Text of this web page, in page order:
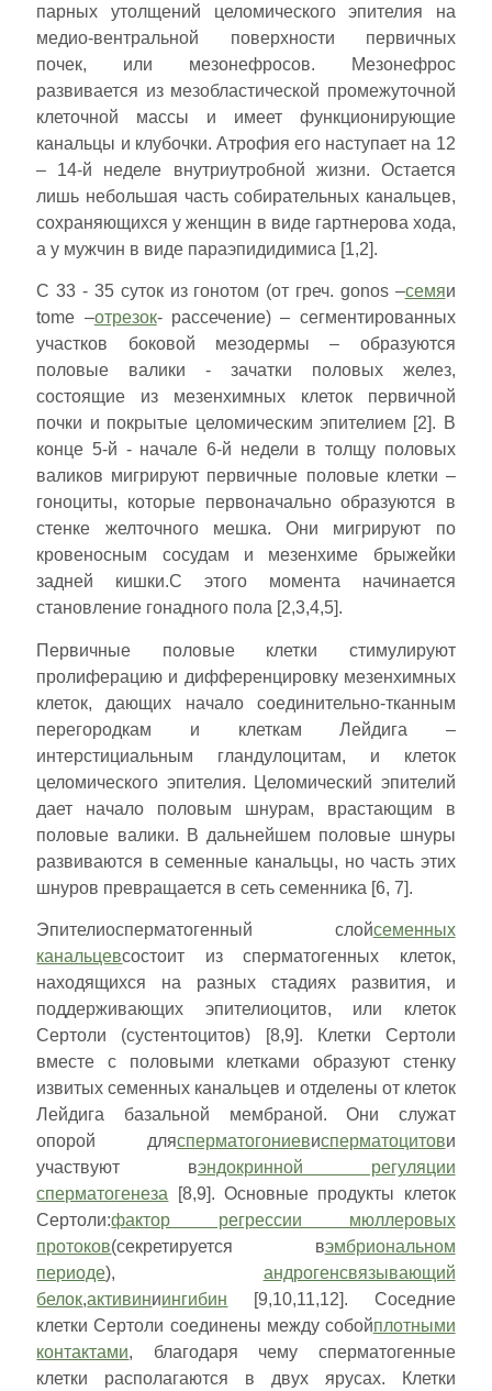
парных утолщений целомического эпителия на
медио-вентральной поверхности первичных
почек, или мезонефросов. Мезонефрос
развивается из мезобластической промежуточной
клеточной массы и имеет функционирующие
канальцы и клубочки. Атрофия его наступает на 12
– 14-й неделе внутриутробной жизни. Остается
лишь небольшая часть собирательных канальцев,
сохраняющихся у женщин в виде гартнерова хода,
а у мужчин в виде параэпидидимиса [1,2].
С 33 - 35 суток из гонотом (от греч. gonos –семяи
tome –отрезок- рассечение) – сегментированных
участков боковой мезодермы – образуются
половые валики - зачатки половых желез,
состоящие из мезенхимных клеток первичной
почки и покрытые целомическим эпителием [2]. В
конце 5-й - начале 6-й недели в толщу половых
валиков мигрируют первичные половые клетки –
гоноциты, которые первоначально образуются в
стенке желточного мешка. Они мигрируют по
кровеносным сосудам и мезенхиме брыжейки
задней кишки.С этого момента начинается
становление гонадного пола [2,3,4,5].
Первичные половые клетки стимулируют
пролиферацию и дифференцировку мезенхимных
клеток, дающих начало соединительно-тканным
перегородкам и клеткам Лейдига –
интерстициальным гландулоцитам, и клеток
целомического эпителия. Целомический эпителий
дает начало половым шнурам, врастающим в
половые валики. В дальнейшем половые шнуры
развиваются в семенные канальцы, но часть этих
шнуров превращается в сеть семенника [6, 7].
Эпителиосперматогенный слойсеменных
канальцевсостоит из сперматогенных клеток,
находящихся на разных стадиях развития, и
поддерживающих эпителиоцитов, или клеток
Сертоли (сустентоцитов) [8,9]. Клетки Сертоли
вместе с половыми клетками образуют стенку
извитых семенных канальцев и отделены от клеток
Лейдига базальной мембраной. Они служат
опорой длясперматогониевисперматоцитови
участвуют вэндокринной регуляции
сперматогенеза [8,9]. Основные продукты клеток
Сертоли:фактор регрессии мюллеровых
протоков(секретируется вэмбриональном
периоде), андрогенсвязывающий
белок,активиниингибин [9,10,11,12]. Соседние
клетки Сертоли соединены между собойплотными
контактами, благодаря чему сперматогенные
клетки располагаются в двух ярусах. Клетки